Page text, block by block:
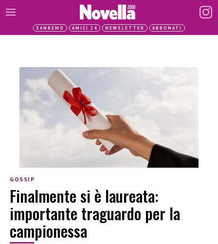
SANREMO AMICI 24 NEWSLETTER ABBONATI
GOSSIP
Finalmente si è laureata:
importante traguardo per la
campionessa